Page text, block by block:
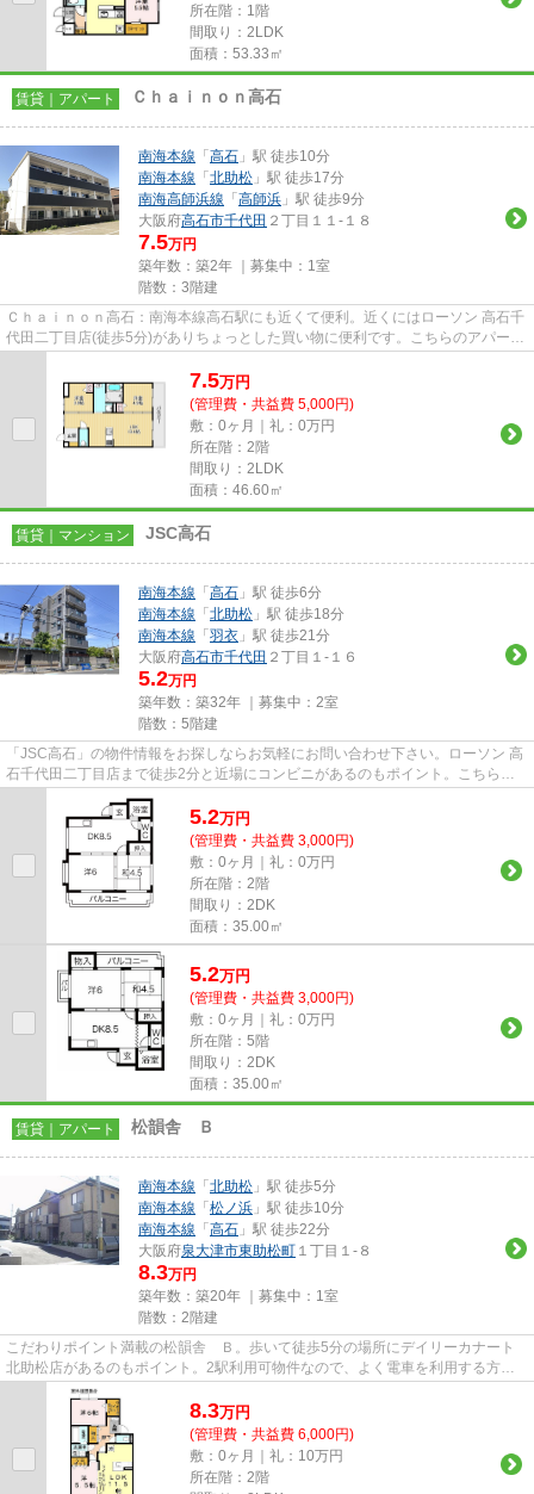
所在階：1階
間取り：2LDK
面積：53.33㎡
賃貸｜アパート Ｃｈａｉｎｏｎ高石
南海本線 「 高石 」駅 徒歩10分
南海本線 「 北助松 」駅 徒歩17分
南海高師浜線 「 高師浜 」駅 徒歩9分
大阪府高石市千代田 ２丁目１１-１８
7.5万円
築年数：築2年 ｜募集中： 1室
階数：3階建
Ｃｈａｉｎｏｎ高石：南海本線高石駅にも近くて便利。近くにはローソン 高石千
代田二丁目店(徒歩5分)がありちょっとした買い物に便利です。こちらのアパート
7.5万円
(管理費・共益費 5,000円)
敷：0ヶ月｜礼：0万円
所在階：2階
間取り：2LDK
面積：46.60㎡
賃貸｜マンション JSC高石
南海本線 「 高石 」駅 徒歩6分
南海本線 「 北助松 」駅 徒歩18分
南海本線 「 羽衣 」駅 徒歩21分
大阪府高石市千代田 ２丁目１-１６
5.2万円
築年数：築32年 ｜募集中： 2室
階数：5階建
「JSC高石」の物件情報をお探しならお気軽にお問い合わせ下さい。ローソン 高
石千代田二丁目店まで徒歩2分と近場にコンビニがあるのもポイント。こちらの
物件はマンションです。周辺に...
5.2万円
(管理費・共益費 3,000円)
敷：0ヶ月｜礼：0万円
所在階：2階
間取り：2DK
面積：35.00㎡
5.2万円
(管理費・共益費 3,000円)
敷：0ヶ月｜礼：0万円
所在階：5階
間取り：2DK
面積：35.00㎡
賃貸｜アパート 松韻舎 Ｂ
南海本線 「 北助松 」駅 徒歩5分
南海本線 「 松ノ浜 」駅 徒歩10分
南海本線 「 高石 」駅 徒歩22分
大阪府泉大津市東助松町 １丁目１-８
8.3万円
築年数：築20年 ｜募集中： 1室
階数：2階建
こだわりポイント満載の松韻舎 Ｂ。歩いて徒歩5分の場所にデイリーカナート
北助松店があるのもポイント。2駅利用可物件なので、よく電車を利用する方に
ピッタリですね。徒歩5分に駅が...
8.3万円
(管理費・共益費 6,000円)
敷：0ヶ月｜礼：10万円
所在階：2階